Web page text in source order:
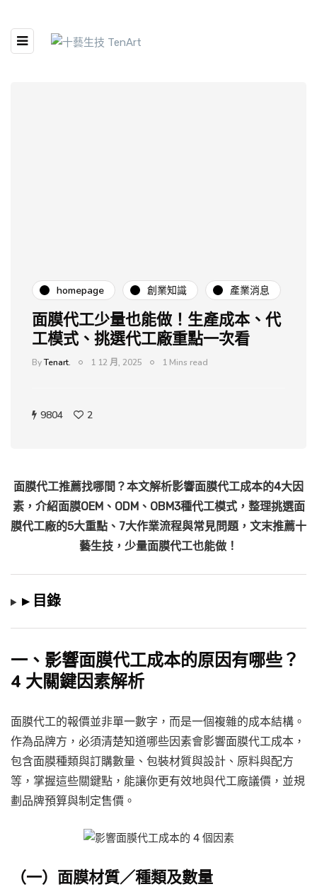
homepage 創業知識 產業消息
面膜代工少量也能做！生產成本、代
工模式、挑選代工廠重點一次看
ByTenart. 1 12 月, 2025 1 Mins read
9804 2
面膜代工推薦找哪間？本文解析影響面膜代工成本的4大因
素，介紹面膜OEM、ODM、OBM3種代工模式，整理挑選面
膜代工廠的5大重點、7大作業流程與常見問題，文末推薦十
藝生技，少量面膜代工也能做！
▸ 目錄
一、影響面膜代工成本的原因有哪些？
4 大關鍵因素解析
面膜代工的報價並非單一數字，而是一個複雜的成本結構。
作為品牌方，必須清楚知道哪些因素會影響面膜代工成本，
包含面膜種類與訂購數量、包裝材質與設計、原料與配方
等，掌握這些關鍵點，能讓你更有效地與代工廠議價，並規
劃品牌預算與制定售價。
（一）面膜材質／種類及數量